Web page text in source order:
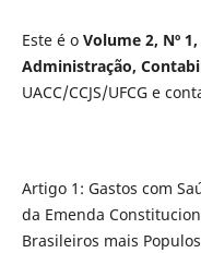
Este é o Volume 2, Nº
Administração,
UACC/CCJS/UFCG e
Artigo 1: Gastos com
da Emenda
Brasileiros mais